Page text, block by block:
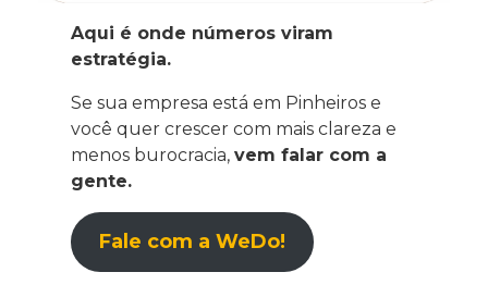
Aqui é onde números viram
estratégia.
Se sua empresa está em Pinheiros e
você quer crescer com mais clareza e
menos burocracia,vem falar com a
gente.
Fale com a WeDo!